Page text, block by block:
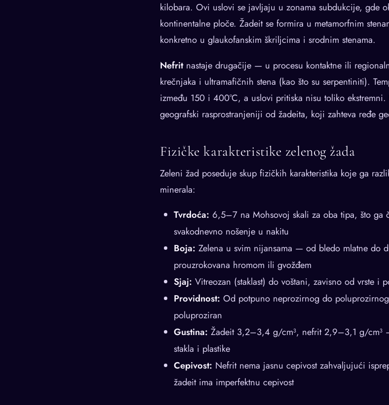
kilobara. Ovi uslovi se javljaju u zonama subdukcije, gde
kontinentalne ploče. Žadeit se formira u metamorfnim
konkretno u glaukofanskim škriljcima i srodnim stenama.
Nefritnastaje drugačije — u procesu kontaktne ili
krečnjaka i ultramafičnih stena (kao što su serpentiniti).
između 150 i 400°C, a uslovi pritiska nisu toliko
geografski rasprostranjeniji od žadeita, koji zahteva ređe
Fizičke karakteristike zelenog žada
Zeleni žad poseduje skup fizičkih karakteristika koje ga
minerala:
Tvrdoća: 6,5–7 na Mohsovoj skali za oba tipa, što ga
svakodnevno nošenje u nakitu
Boja: Zelena u svim nijansama — od bledo mlatne do
prouzrokovana hromom ili gvožđem
Sjaj: Vitreozan (staklast) do voštani, zavisno od vrste i
Providnost: Od potpuno neprozirnog do
poluproziran
Gustina: Žadeit 3,2–3,4 g/cm³, nefrit 2,9–3,1 g/cm³
stakla i plastike
Cepivost: Nefrit nema jasnu cepivost zahvaljujući
žadeit ima imperfektnu cepivost